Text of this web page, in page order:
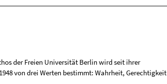
der Freien Universität Berlin wird seit ihrer
von drei Werten bestimmt: Wahrheit, Gerechtigkeit